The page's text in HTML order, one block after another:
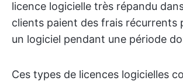
licence logicielle très répandu
clients paient des frais récurrents
un logiciel pendant une période
Ces types de licences logicielles